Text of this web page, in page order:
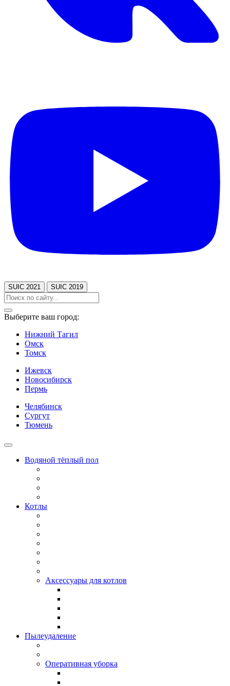
SUIC 2021 SUIC 2019
Выберите ваш город:
Нижний Тагил
Омск
Томск
Ижевск
Новосибирск
Пермь
Челябинск
Сургут
Тюмень
Водяной тёплый пол
Котлы
Аксессуары для котлов
Пылеудаление
Оперативная уборка